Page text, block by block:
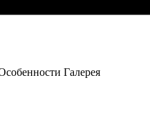
Галерея